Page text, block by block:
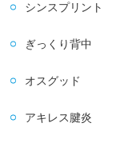
シンスプリント
ぎっくり背中
オスグッド
アキレス腱炎